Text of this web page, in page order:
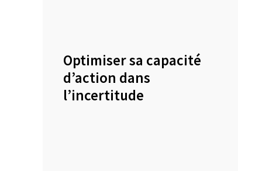
Optimiser sa capacité
d’action dans
l’incertitude